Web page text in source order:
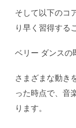
そして以下のコ
り早く習得する
ベリー ダンスの
さまざまな動き
った時点で、音
ります。